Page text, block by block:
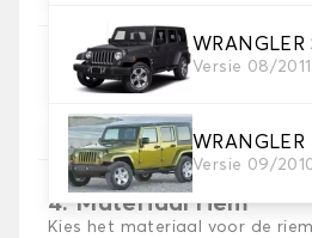
WRANGLER
Versie 08/
WRANGLER
Versie 09/
3. Tapijt kleuren
Kies de kleur van je tapijt
4. Materiaal riem
Kies het materiaal voor de